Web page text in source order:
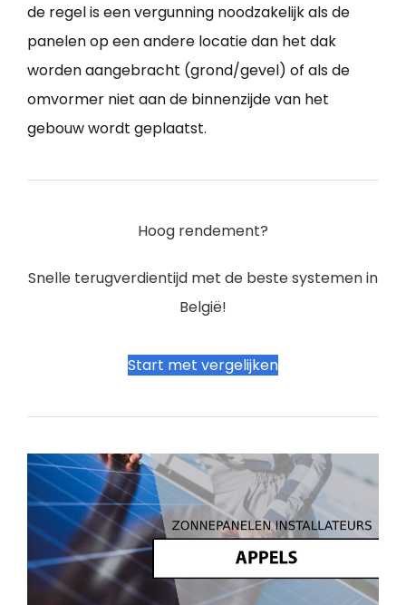
de regel is een vergunning noodzakelijk als de
panelen op een andere locatie dan het dak
worden aangebracht (grond/gevel) of als de
omvormer niet aan de binnenzijde van het
gebouw wordt geplaatst.
Hoog rendement?
Snelle terugverdientijd met de beste systemen in
België!
Start met vergelijken